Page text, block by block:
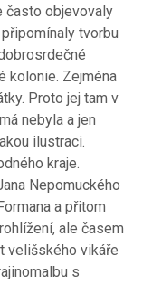
často objevovaly
tvorbu
kolonie. Zejména
Proto jej tam v
nebyla a jen
ilustraci.
kraje.
Nepomuckého
a přitom
ale časem
velišského vikáře
s